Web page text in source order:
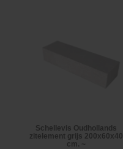
Schellevis Oudhollands
zitelement grijs 200x60x40
cm. ~